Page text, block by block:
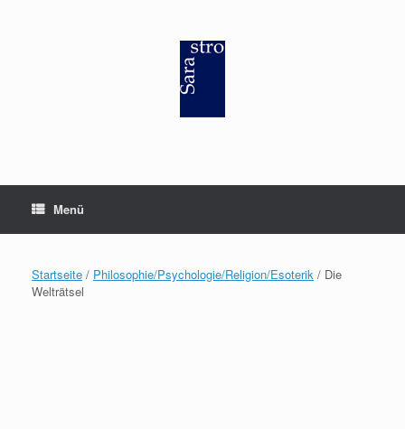
Menü
Startseite / Philosophie/Psychologie/Religion/Esoterik / Die
Welträtsel